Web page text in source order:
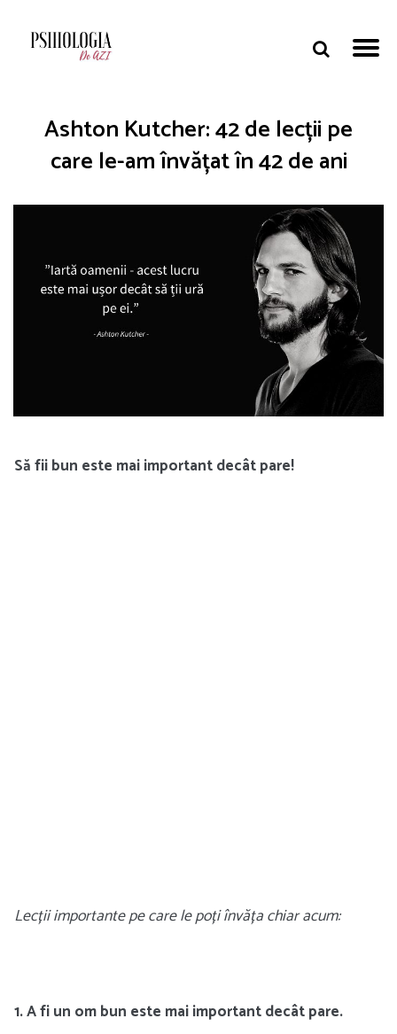
Ashton Kutcher: 42 de lecții pe
care le-am învățat în 42 de ani
Să fii bun este mai important decât pare!
Lecții importante pe care le poți învăța chiar acum:
1. A fi un om bun este mai important decât pare.